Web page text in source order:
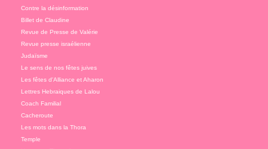
Contre la désinformation
Billet de Claudine
Revue de Presse de Valérie
Revue presse israélienne
Judaïsme
Le sens de nos fêtes juives
Les fêtes d'Alliance et Aharon
Lettres Hebraiques de Lalou
Coach Familial
Cacheroute
Les mots dans la Thora
Temple